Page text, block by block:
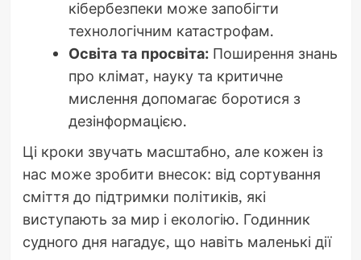
кібербезпеки може запобігти
технологічним катастрофам.
Освіта та просвіта:Поширення знань
про клімат, науку та критичне
мислення допомагає боротися з
дезінформацією.
Ці кроки звучать масштабно, але кожен із
нас може зробити внесок: від сортування
сміття до підтримки політиків, які
виступають за мир і екологію. Годинник
судного дня нагадує, що навіть маленькі дії